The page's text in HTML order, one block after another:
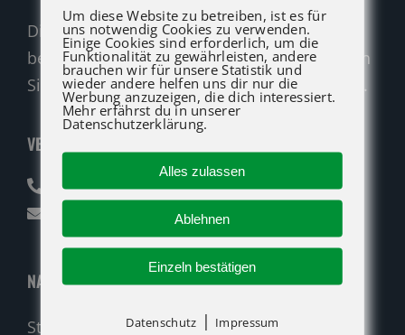
Die ATG LIFT Profis für Verkauf und Service
beraten Sie gerne. Rufen Sie an oder nutzen
Sie unser Kontaktformular für eine Anfrage.
VERKAUF
07142 94712-30
verkauf@atglift.de
NAVIGATION
Startseite
Um diese Website zu betreiben, ist es für
uns notwendig Cookies zu verwenden.
Einige Cookies sind erforderlich, um die
Funktionalität zu gewährleisten, andere
brauchen wir für unsere Statistik und
wieder andere helfen uns dir nur die
Werbung anzuzeigen, die dich interessiert.
Mehr erfährst du in unserer
Datenschutzerklärung.
Alles zulassen
Ablehnen
Einzeln bestätigen
Datenschutz | Impressum